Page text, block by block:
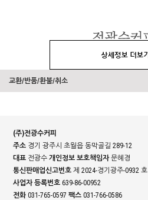
교환/반품/환불/취소
(주)전광수커피
주소 경기 광주시 초월읍 동막골길 289-12
대표 전광수개인정보 보호책임자문혜경
통신판매업신고번호 제 2024-경기광주-0932 호
사업자 등록번호 639-86-00952
전화 031-765-0597팩스 031-766-0586